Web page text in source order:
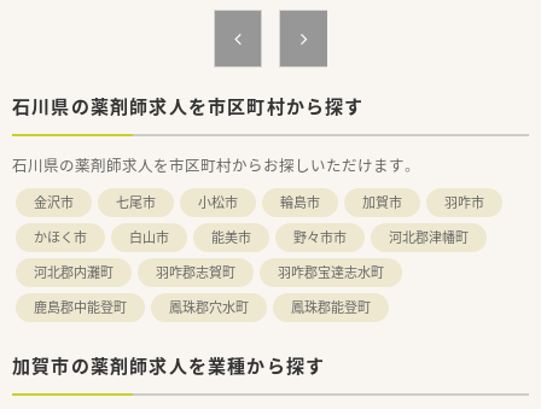
石川県の薬剤師求人を市区町村から探す
石川県の薬剤師求人を市区町村からお探しいただけます。
金沢市 七尾市 小松市 輪島市 加賀市
羽咋市
かほく市
白山市 能美市 野々市市
河北郡津幡町
河北郡内灘町
羽咋郡志賀町
羽咋郡宝達志水町
鹿島郡中能登町
鳳珠郡穴水町 鳳珠郡能登町
加賀市の薬剤師求人を業種から探す